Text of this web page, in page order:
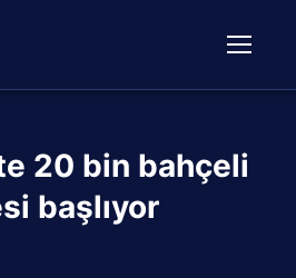
20 bin bahçeli
başlıyor